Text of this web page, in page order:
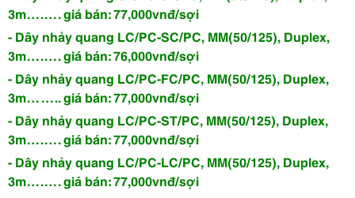
3m….…. giá bán: 77,000vnđ/sợi
- Dây nhảy quang LC/PC-SC/PC, MM(50/125), Duplex,
3m….…. giá bán: 76,000vnđ/sợi
- Dây nhảy quang LC/PC-FC/PC, MM(50/125), Duplex,
3m…….. giá bán: 77,000vnđ/sợi
- Dây nhảy quang LC/PC-ST/PC, MM(50/125), Duplex,
3m….…. giá bán: 77,000vnđ/sợi
- Dây nhảy quang LC/PC-LC/PC, MM(50/125), Duplex,
3m….…. giá bán: 77,000vnđ/sợi